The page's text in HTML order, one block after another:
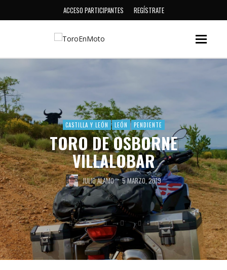
ACCESO PARTICIPANTES REGÍSTRATE
CASTILLA Y LEÓN LEÓN PENDIENTE
TORO DE OSBORNE
VILLALOBAR
JULIO ALAMO 5 MARZO, 2019